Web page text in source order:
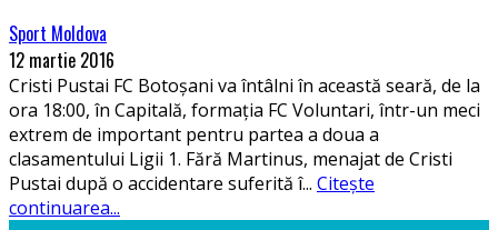
Sport Moldova
12 martie 2016
Cristi Pustai FC Botoșani va întâlni în această seară, de la
ora 18:00, în Capitală, formația FC Voluntari, într-un meci
extrem de important pentru partea a doua a
clasamentului Ligii 1. Fără Martinus, menajat de Cristi
Pustai după o accidentare suferită î... Citește
continuarea...